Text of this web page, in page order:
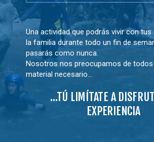
Una actividad que podrás vivir con
la familia durante todo un fin de
pasarás como nunca.
Nosotros nos preocupamos de
material necesario…
…TÚ LIMÍTATE A
EXPERIENCIA